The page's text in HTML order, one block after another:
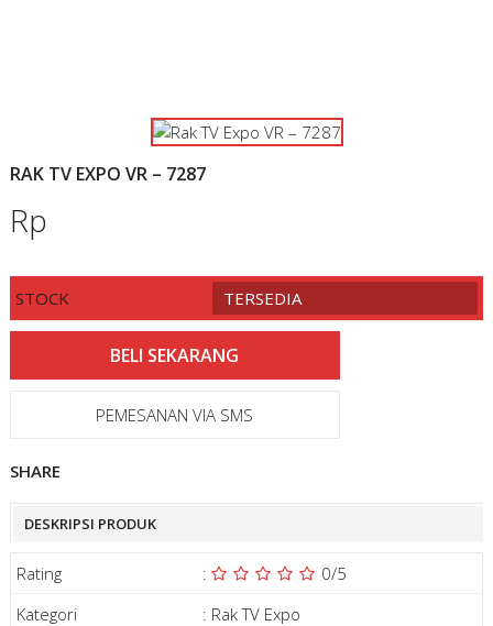
RAK TV EXPO VR – 7287
Rp
STOCK TERSEDIA
PEMESANAN VIA SMS
SHARE
DESKRIPSI PRODUK
Rating : 0/5
Kategori
: Rak TV Expo